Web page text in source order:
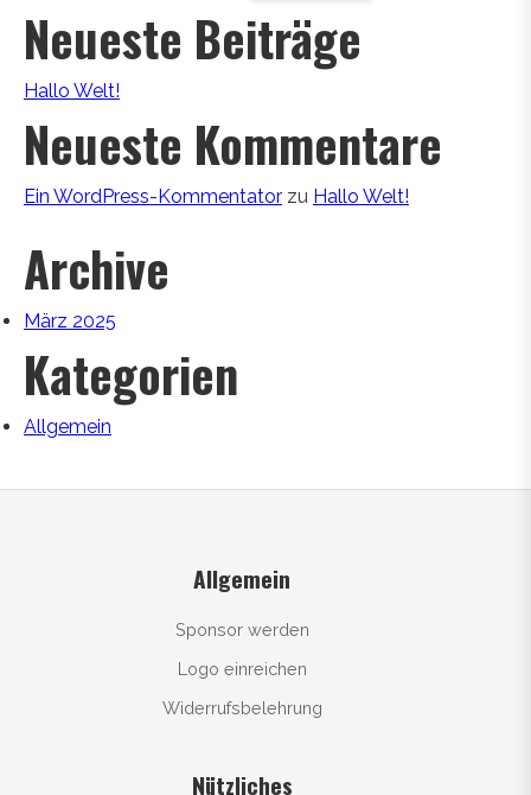
Neueste Beiträge
Hallo Welt!
Neueste Kommentare
Ein WordPress-Kommentator zu Hallo Welt!
Archive
März 2025
Kategorien
Allgemein
Allgemein
Sponsor werden
Logo einreichen
Widerrufsbelehrung
Nützliches